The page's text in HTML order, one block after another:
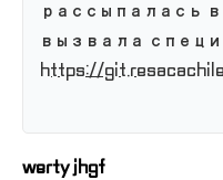
рассыпалась
вызвала
https://
werty jhgf